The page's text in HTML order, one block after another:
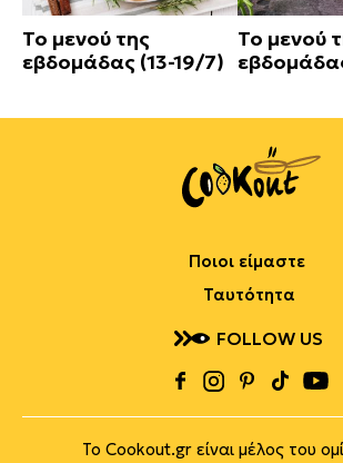
Το μενού της
εβδομάδας (13-19/7)
Το μενού
Ποιοι είμαστε
Ταυτότητα
FOLLOW US
Το Cookout.gr είναι μέλος του